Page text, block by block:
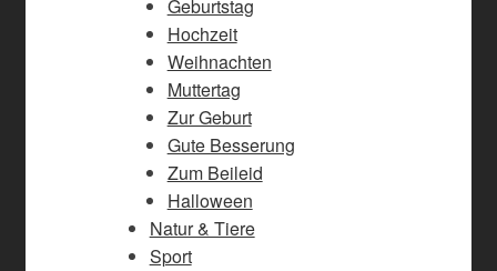
Geburtstag
Hochzeit
Weihnachten
Muttertag
Zur Geburt
Gute Besserung
Zum Beileid
Halloween
Natur & Tiere
Sport